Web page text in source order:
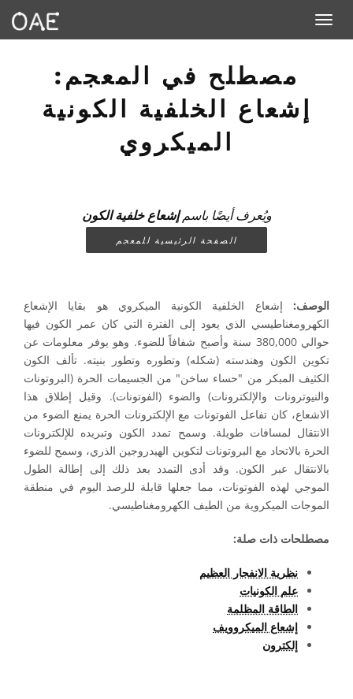
Toggle navigation
مصطلح في المعجم:
إشعاع الخلفية الكونية
الميكروي
ويُعرف أيضًا باسمإشعاع خلفية الكون
الصفحة الرئيسية للمعجم
الوصف: إشعاع الخلفية الكونية الميكروي هو بقايا الإشعاع
الكهرومغناطيسي الذي يعود إلى الفترة التي كان عمر الكون فيها
حوالي 380,000 سنة وأصبح شفافاً للضوء. وهو يوفر معلومات عن
تكوين الكون وهندسته (شكله) وتطوره وتطور بنيته. تألف الكون
الكثيف المبكر من "حساء ساخن" من الجسيمات الحرة (البروتونات
والنيوترونات والإلكترونات) والضوء (الفوتونات). وقبل إطلاق هذا
الاشعاع، كان تفاعل الفوتونات مع الإلكترونات الحرة يمنع الضوء من
الانتقال لمسافات طويلة. وسمح تمدد الكون وتبريده للإلكترونات
الحرة بالاتحاد مع البروتونات لتكوين الهيدروجين الذري، وسمح للضوء
بالانتقال عبر الكون. وقد أدى التمدد بعد ذلك إلى إطالة الطول
الموجي لهذه الفوتونات، مما جعلها قابلة للرصد اليوم في منطقة
الموجات الميكروية من الطيف الكهرومغناطيسي.
مصطلحات ذات صلة:
نظرية الانفجار العظيم
علم الكونيات
الطاقة المظلمة
إشعاع الميكروويف
إلكترون